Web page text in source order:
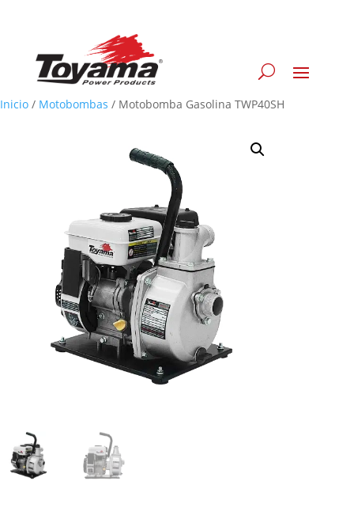
Inicio / Motobombas / Motobomba Gasolina TWP40SH